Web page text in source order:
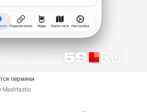
пермяки
Meshtastic